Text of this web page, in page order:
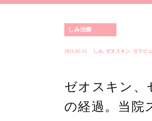
しみ治療
2021.02.12 しみ, ゼオスキン, セラピ
ゼオスキン、
の経過。当院